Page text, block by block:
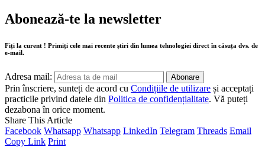
Abonează-te la newsletter
Fiți la curent ! Primiți cele mai recente știri din lumea tehnologiei direct în căsuța dvs. de
e-mail.
Adresa mail:
Prin înscriere, sunteți de acord cu Condițiile de utilizare și acceptați
practicile privind datele din Politica de confidențialitate. Vă puteți
dezabona în orice moment.
Share This Article
Facebook Whatsapp Whatsapp LinkedIn Telegram Threads Email
Copy Link Print